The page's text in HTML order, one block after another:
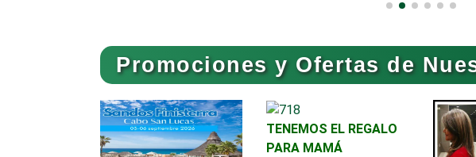
Artículos para
Artículos Publicitarios Aseguradoras
Asesoría Fiscal Asilos
Promociones y Ofertas de
TENEMOS EL REGALO
PARA MAMÁ